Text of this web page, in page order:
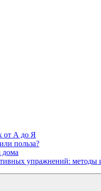
от А до Я
польза?
дома
упражнений: методы